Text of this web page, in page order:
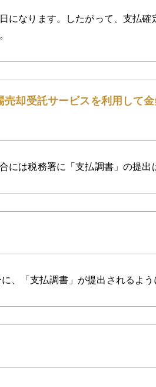
になります。したがって、支払確
却受託サービスを利用して
には税務署に「支払調書」の提出
、「支払調書」が提出されるよう